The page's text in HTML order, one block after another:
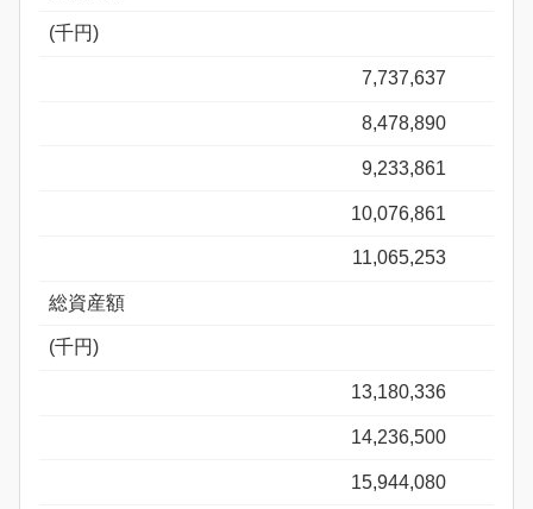
(千円)
7,737,637
8,478,890
9,233,861
10,076,861
11,065,253
総資産額
(千円)
13,180,336
14,236,500
15,944,080